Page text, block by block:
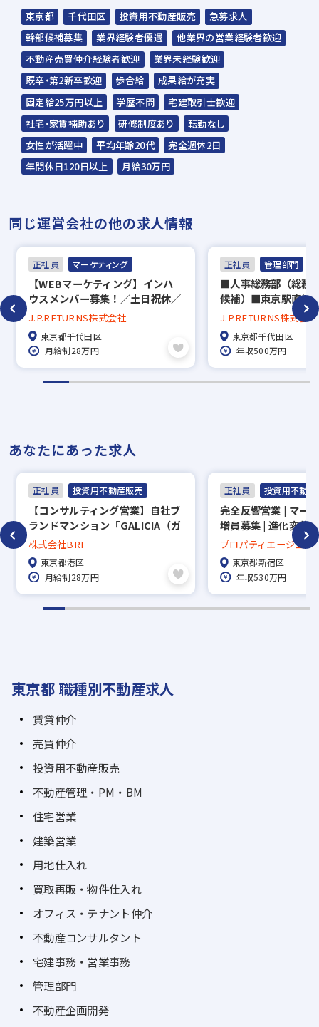
す。
▼
面接(1〜2回) ※1次面接はweb・電話での面
接対応も実施しております。
▼
内定
▼
入社
※応募から内定までは2週間を予定していま
す。
※在職中でお忙しい方も面接日時・入社日な
どの希望は相談に応じます
お気軽にお伝えください
東京都 千代田区 投資用不動産販売
急募求人
幹部候補募集
業界経験者優遇
他業界の営業経験者歓迎
不動産売買仲介経験者歓迎
業界未経験歓迎
既卒・第2新卒歓迎
歩合給
成果給が充実
固定給25万円以上
学歴不問
宅建取引士歓迎
社宅・家賃補助あり
研修制度あり
転勤なし
女性が活躍中
平均年齢20代
完全週休2日
年間休日120日以上
月給30万円
同じ運営会社の他の求人情報
正社員 マーケティング
【WEBマーケティング】インハ
ウスメンバー募集！／土日祝休／
年休124日以上／家賃補助6万円
◎
J.P.RETURNS株式会社
東京都千代田区
月給制28万円
正社員 管理部門
■人事総務部（総務
候補）■東京駅直結
万円★年休124日★
労務経験者の募集！
J.P.RETURNS株式会社
東京都千代田区
年収500万円
あなたにあった求人
正社員 投資用不動産販売
【コンサルティング営業】自社ブ
ランドマンション「GALICIA（ガ
リシア）」シリーズの販売
株式会社BRI
東京都港区
月給制28万円
正社員 投資用不動
完全反響営業 | マー
増員募集 | 進化変革
益中！ 【投資用不動
者採用】
プロパティエージェン
東京都新宿区
年収530万円
東京都 職種別不動産求人
賃貸仲介
売買仲介
投資用不動産販売
不動産管理・PM・BM
住宅営業
建築営業
用地仕入れ
買取再販・物件仕入れ
オフィス・テナント仲介
不動産コンサルタント
宅建事務・営業事務
管理部門
不動産企画開発